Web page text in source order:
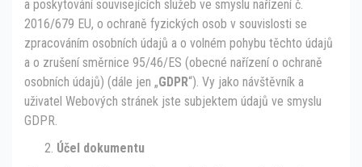
a poskytování souvisejících služeb ve smyslu nařízení č.
2016/679 EU, o ochraně fyzických osob v souvislosti se
zpracováním osobních údajů a o volném pohybu těchto údajů
a o zrušení směrnice 95/46/ES (obecné nařízení o ochraně
osobních údajů) (dále jen „GDPR“). Vy jako návštěvník a
uživatel Webových stránek jste subjektem údajů ve smyslu
GDPR.
Účel dokumentu